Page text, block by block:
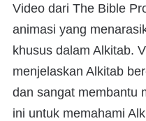
Video dari The Bible
animasi yang
khusus dalam Alkitab.
menjelaskan Alkitab
dan sangat membantu
ini untuk memahami